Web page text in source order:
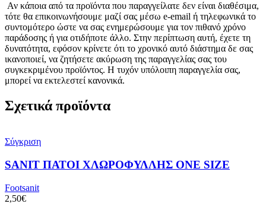
Αν κάποια από τα προϊόντα που παραγγείλατε δεν είναι διαθέσιμα,
τότε θα επικοινωνήσουμε μαζί σας μέσω e-email ή τηλεφωνικά το
συντομότερο ώστε να σας ενημερώσουμε για τον πιθανό χρόνο
παράδοσης ή για οτιδήποτε άλλο. Στην περίπτωση αυτή, έχετε τη
δυνατότητα, εφόσον κρίνετε ότι το χρονικό αυτό διάστημα δε σας
ικανοποιεί, να ζητήσετε ακύρωση της παραγγελίας σας του
συγκεκριμένου προϊόντος. Η τυχόν υπόλοιπη παραγγελία σας,
μπορεί να εκτελεστεί κανονικά.
Σχετικά προϊόντα
Σύγκριση
SANIT ΠΑΤΟΙ ΧΛΩΡΟΦΥΛΛΗΣ ΟΝΕ SIZE
Footsanit
2,50€